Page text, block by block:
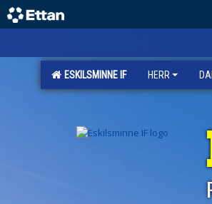
ESKILSMINNE IF HERR